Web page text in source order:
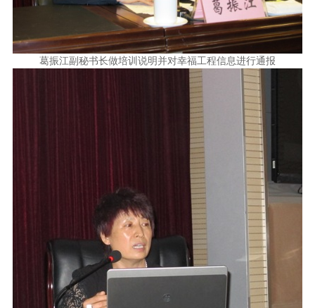
葛振江副秘书长做培训说明并对幸福工程信息进行通报